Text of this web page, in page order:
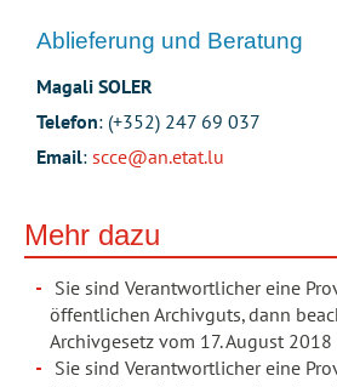
Ablieferung und Beratung
Magali SOLER
Telefon: (+352) 247 69 037
Email: scce@an.etat.lu
Mehr dazu
Sie sind Verantwortlicher eine
öffentlichen Archivguts, dann
Archivgesetz vom 17. August 2018
Sie sind Verantwortlicher eine